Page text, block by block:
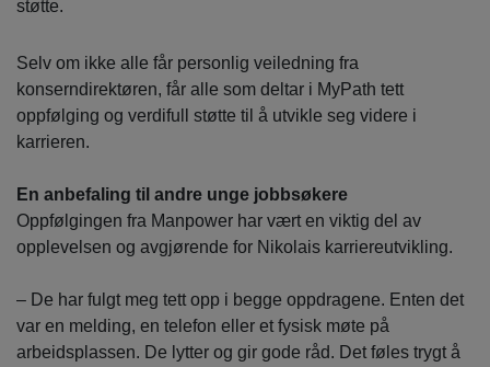
støtte.
Selv om ikke alle får personlig veiledning fra
konserndirektøren, får alle som deltar i MyPath tett
oppfølging og verdifull støtte til å utvikle seg videre i
karrieren.
En anbefaling til andre unge jobbsøkere
Oppfølgingen fra Manpower har vært en viktig del av
opplevelsen og avgjørende for Nikolais karriereutvikling.
– De har fulgt meg tett opp i begge oppdragene. Enten det
var en melding, en telefon eller et fysisk møte på
arbeidsplassen. De lytter og gir gode råd. Det føles trygt å